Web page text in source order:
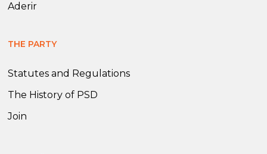
Aderir
THE PARTY
Statutes and Regulations
The History of PSD
Join